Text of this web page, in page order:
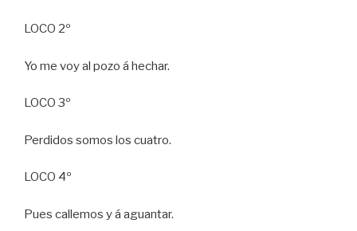
LOCO 2º
Yo me voy al pozo á hechar.
LOCO 3º
Perdidos somos los cuatro.
LOCO 4º
Pues callemos y á aguantar.